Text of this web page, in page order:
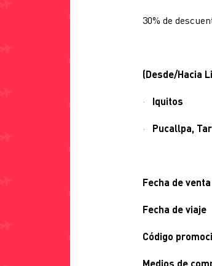
30% de
(Desde/Hacia
·
· Pucallpa,